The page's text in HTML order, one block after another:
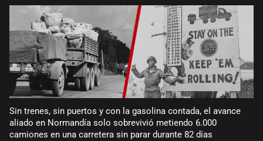
Sin trenes, sin puertos y con la gasolina contada, el avance
aliado en Normandía solo sobrevivió metiendo 6.000
camiones en una carretera sin parar durante 82 días